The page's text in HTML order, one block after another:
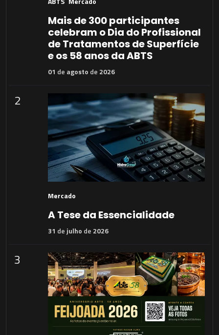
Mais de 300 participantes
celebram o Dia do Profissional
de Tratamentos de Superfície
e os 58 anos da ABTS
01 de agosto de 2026
2
Mercado
A Tese da Essencialidade
31 de julho de 2026
3